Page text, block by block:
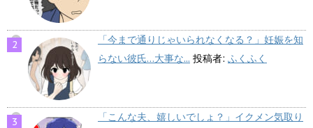
「今まで通りじゃいられなくなる？」妊娠を知
らない彼氏…大事な... 投稿者: ふくふく
「こんな夫、嬉しいでしょ？」イクメン気取り